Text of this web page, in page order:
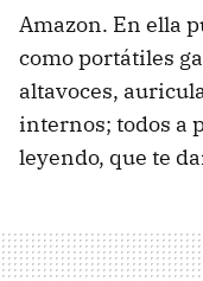
Amazon. En ella
como portátiles
altavoces,
internos; todos a
leyendo, que te